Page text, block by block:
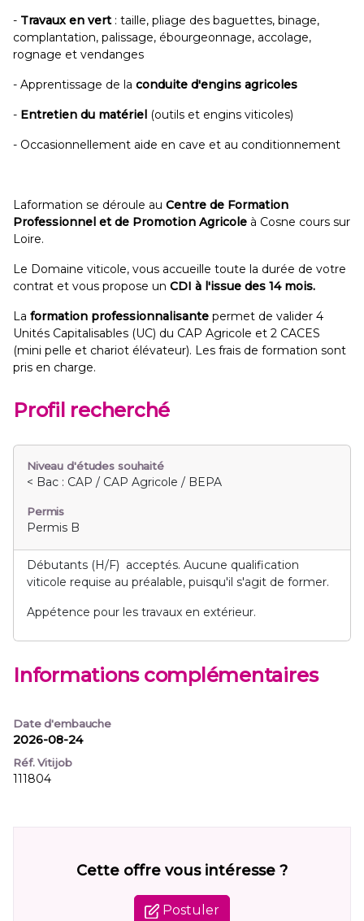
- Travaux en vert : taille, pliage des baguettes, binage,
complantation, palissage, ébourgeonnage, accolage,
rognage et vendanges
- Apprentissage de la conduite d'engins agricoles
- Entretien du matériel (outils et engins viticoles)
- Occasionnellement aide en cave et au conditionnement
Laformation se déroule au Centre de Formation
Professionnel et de Promotion Agricole à Cosne cours sur
Loire.
Le Domaine viticole, vous accueille toute la durée de votre
contrat et vous propose un CDI à l'issue des 14 mois.
La formation professionnalisante permet de valider 4
Unités Capitalisables (UC) du CAP Agricole et 2 CACES
(mini pelle et chariot élévateur). Les frais de formation sont
pris en charge.
Profil recherché
Niveau d'études souhaité
< Bac : CAP / CAP Agricole / BEPA
Permis
Permis B
Débutants (H/F) acceptés. Aucune qualification
viticole requise au préalable, puisqu'il s'agit de former.
Appétence pour les travaux en extérieur.
Informations complémentaires
Date d'embauche
2026-08-24
Réf. Vitijob
111804
Cette offre vous intéresse ?
Postuler